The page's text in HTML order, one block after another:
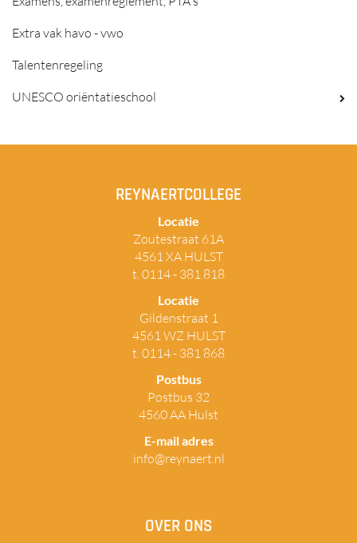
Extra vak havo - vwo
Talentenregeling
UNESCO oriëntatieschool
REYNAERTCOLLEGE
Locatie
Zoutestraat 61A
4561 XA HULST
t. 0114 - 381 818
Locatie
Gildenstraat 1
4561 WZ HULST
t. 0114 - 381 868
Postbus
Postbus 32
4560 AA Hulst
E-mail adres
info@reynaert.nl
OVER ONS